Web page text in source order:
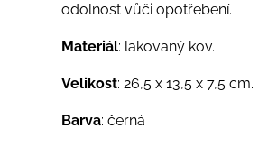
odolnost vůči opotřebení.
Materiál: lakovaný kov.
Velikost: 26,5 x 13,5 x 7,5 cm.
Barva: černá